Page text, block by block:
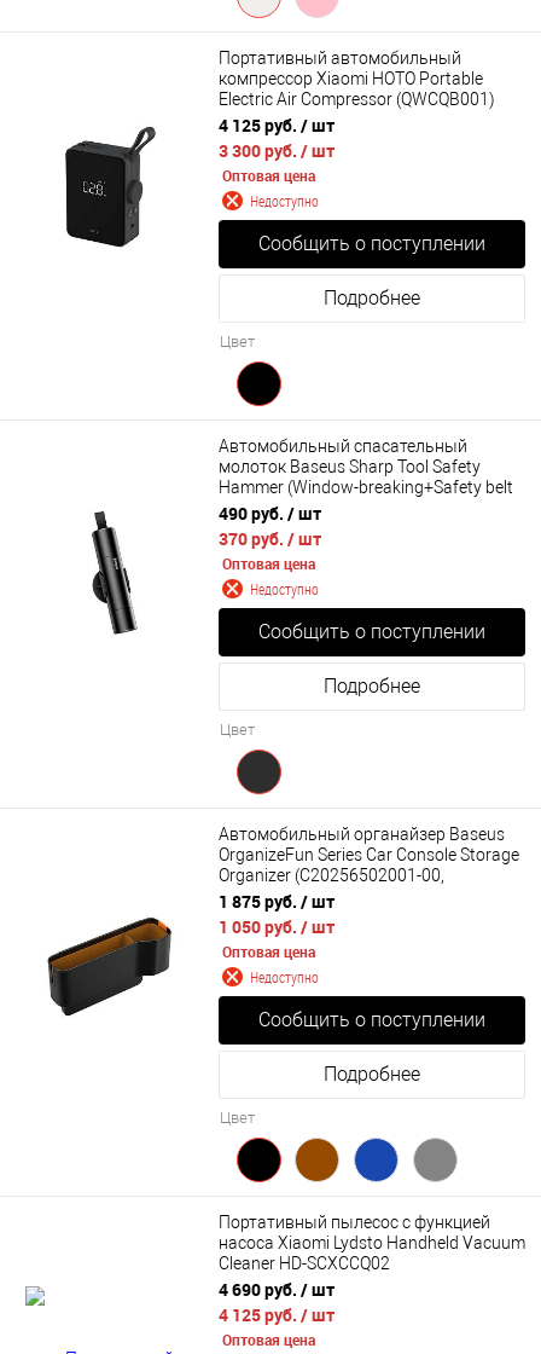
Портативный автомобильный
компрессор Xiaomi HOTO Portable
Electric Air Compressor (QWCQB001)
4 125 руб. / шт
3 300 руб. / шт
Оптовая цена
Недоступно
Сообщить о поступлении
Подробнее
Цвет
Автомобильный спасательный
молоток Baseus Sharp Tool Safety
Hammer (Window-breaking+Safety belt
cutting) CRSFH-0G, CRSFH-09, CRSFH-
0S
490 руб. / шт
370 руб. / шт
Оптовая цена
Недоступно
Сообщить о поступлении
Подробнее
Цвет
Автомобильный органайзер Baseus
OrganizeFun Series Car Console Storage
Organizer (C20256502001-00,
C20256502111-00, C20256502311-00,
C20256502831-00)
1 875 руб. / шт
1 050 руб. / шт
Оптовая цена
Недоступно
Сообщить о поступлении
Подробнее
Цвет
Портативный пылесос с функцией
насоса Xiaomi Lydsto Handheld Vacuum
Cleaner HD-SCXCCQ02
4 690 руб. / шт
4 125 руб. / шт
Оптовая цена